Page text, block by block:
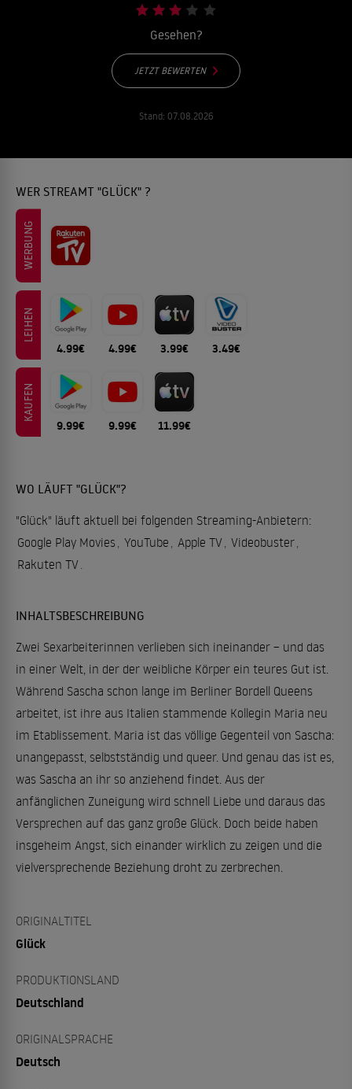
Gesehen?
JETZT BEWERTEN
Stand: 07.08.2026
WER STREAMT "GLÜCK" ?
WERBUNG
LEIHEN
4.99€ 4.99€ 3.99€ 3.49€
KAUFEN
9.99€ 9.99€ 11.99€
WO LÄUFT "GLÜCK"?
"Glück" läuft aktuell bei folgenden Streaming-Anbietern:
Google Play Movies, YouTube , Apple TV, Videobuster,
Rakuten TV.
INHALTSBESCHREIBUNG
Zwei Sexarbeiterinnen verlieben sich ineinander – und das
in einer Welt, in der der weibliche Körper ein teures Gut ist.
Während Sascha schon lange im Berliner Bordell Queens
arbeitet, ist ihre aus Italien stammende Kollegin Maria neu
im Etablissement. Maria ist das völlige Gegenteil von Sascha:
unangepasst, selbstständig und queer. Und genau das ist es,
was Sascha an ihr so anziehend findet. Aus der
anfänglichen Zuneigung wird schnell Liebe und daraus das
Versprechen auf das ganz große Glück. Doch beide haben
insgeheim Angst, sich einander wirklich zu zeigen und die
vielversprechende Beziehung droht zu zerbrechen.
ORIGINALTITEL
Glück
PRODUKTIONSLAND
Deutschland
ORIGINALSPRACHE
Deutsch